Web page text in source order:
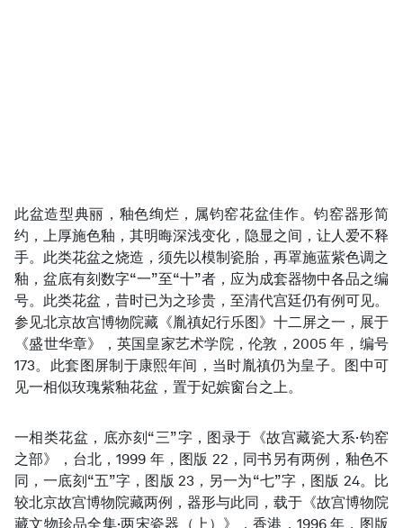
此盆造型典丽，釉色绚烂，属钧窑花盆佳作。钧窑器形简
约，上厚施色釉，其明晦深浅变化，隐显之间，让人爱不释
手。此类花盆之烧造，须先以模制瓷胎，再罩施蓝紫色调之
釉，盆底有刻数字“一”至“十”者，应为成套器物中各品之编
号。此类花盆，昔时已为之珍贵，至清代宫廷仍有例可见。
参见北京故宫博物院藏《胤禛妃行乐图》十二屏之一，展于
《盛世华章》，英国皇家艺术学院，伦敦，2005 年，编号
173。此套图屏制于康熙年间，当时胤禛仍为皇子。图中可
见一相似玫瑰紫釉花盆，置于妃嫔窗台之上。
一相类花盆，底亦刻“三”字，图录于《故宫藏瓷大系·钧窑
之部》，台北，1999 年，图版 22，同书另有两例，釉色不
同，一底刻“五”字，图版 23，另一为“七”字，图版 24。比
较北京故宫博物院藏两例，器形与此同，载于《故宫博物院
藏文物珍品全集·两宋瓷器（上）》，香港，1996 年，图版